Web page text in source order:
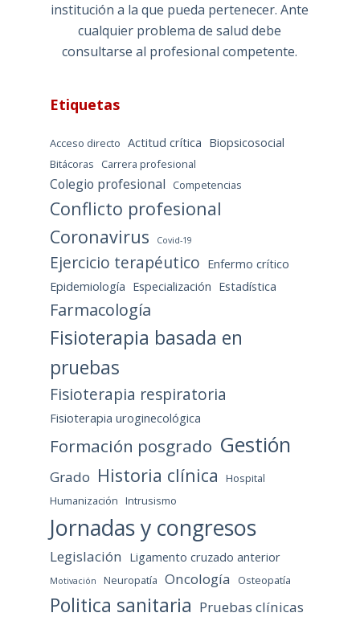
institución a la que pueda pertenecer. Ante
cualquier problema de salud debe
consultarse al profesional competente.
Etiquetas
Acceso directo Actitud crítica Biopsicosocial
Bitácoras Carrera profesional
Colegio profesional Competencias
Conflicto profesional
Coronavirus
Covid-19
Ejercicio terapéutico Enfermo crítico
Epidemiología Especialización Estadística
Farmacología
Fisioterapia basada en
pruebas
Fisioterapia respiratoria
Fisioterapia uroginecológica
Formación posgrado Gestión
Grado Historia clínica
Hospital
Humanización Intrusismo
Jornadas y congresos
Legislación Ligamento cruzado anterior
Motivación Neuropatía Oncología Osteopatía
Politica sanitaria Pruebas clínicas